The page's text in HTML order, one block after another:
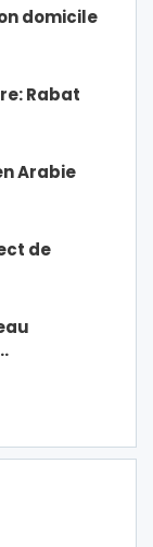
domicile
Rabat
Arabie
de